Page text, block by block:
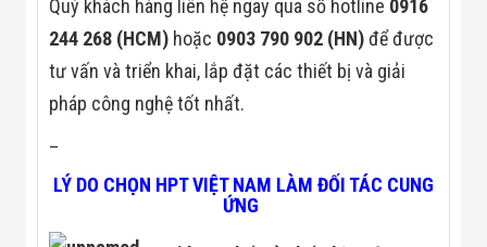
Đội
Dự Án Khối Nhà
Máy
Dự Án Kho
Tin Khuyến Mãi
Tin Tuyển Dụng
Quý khách hàng liên hệ ngay qua số hotline 0916
244 268 (HCM) hoặc 0903 790 902 (HN)để được
tư vấn và triển khai, lắp đặt các thiết bị và giải
pháp công nghệ tốt nhất.
–
LÝ DO CHỌN HPT VIỆT NAM LÀM ĐỐI TÁC CUNG
ỨNG